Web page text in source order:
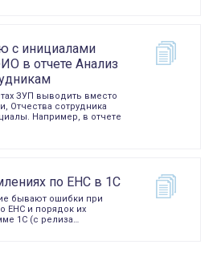
с инициалами
в отчете Анализ
ЗУП выводить вместо
Отчества сотрудника
Например, в отчете
по ЕНС в 1С
бывают ошибки при
ЕНС и порядок их
1С (с релиза…